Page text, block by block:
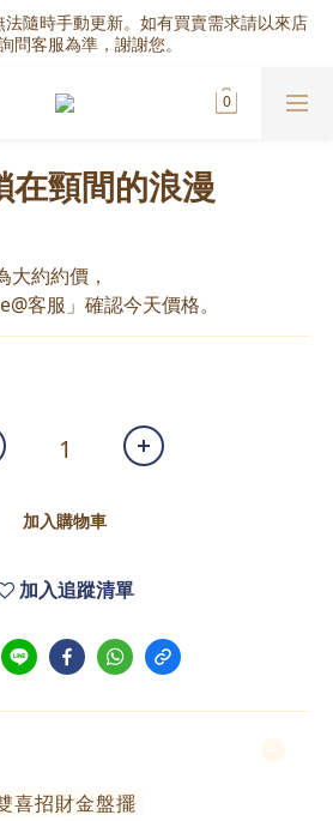
隨時手動更新。如有買賣需求請以來店
問客服為準，謝謝您。
在頸間的浪漫
約約價，
客服」確認今天價格。
加入購物車
加入追蹤清單
喜招財金盤擺